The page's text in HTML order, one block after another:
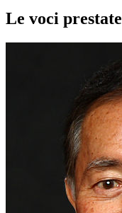
Le voci prestate